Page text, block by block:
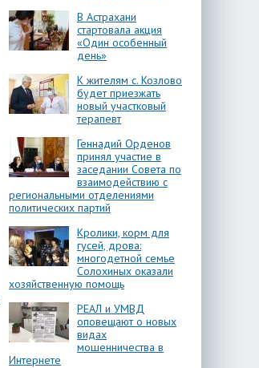
В Астрахани
стартовала акция
«Один особенный
день»
К жителям с. Козлово
будет приезжать
новый участковый
терапевт
Геннадий Орденов
принял участие в
заседании Совета по
взаимодействию с
региональными отделениями
политических партий
Кролики, корм для
гусей, дрова:
многодетной семье
Солохиных оказали
хозяйственную помощь
РЕАЛ и УМВД
оповещают о новых
видах
мошенничества в
Интернете